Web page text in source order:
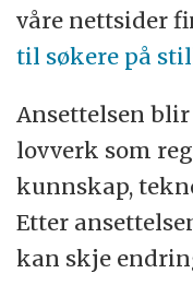
våre nettsider
til søkere på
Ansettelsen
lovverk som
kunnskap,
Etter
kan skje